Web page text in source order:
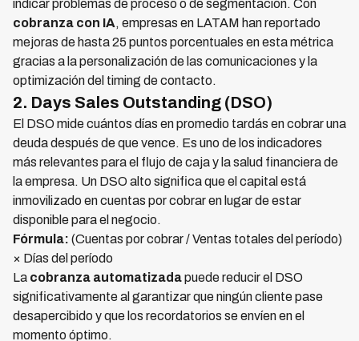
indicar problemas de proceso o de segmentación. Con
cobranza con IA, empresas en LATAM han reportado
mejoras de hasta 25 puntos porcentuales en esta métrica
gracias a la personalización de las comunicaciones y la
optimización del timing de contacto.
2. Days Sales Outstanding (DSO)
El DSO mide cuántos días en promedio tardás en cobrar una
deuda después de que vence. Es uno de los indicadores
más relevantes para el flujo de caja y la salud financiera de
la empresa. Un DSO alto significa que el capital está
inmovilizado en cuentas por cobrar en lugar de estar
disponible para el negocio.
Fórmula: (Cuentas por cobrar / Ventas totales del período)
× Días del período
La cobranza automatizadapuede reducir el DSO
significativamente al garantizar que ningún cliente pase
desapercibido y que los recordatorios se envíen en el
momento óptimo.